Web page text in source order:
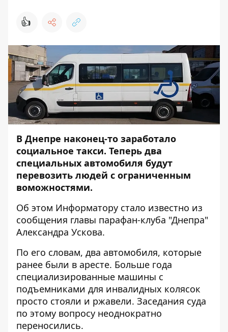
👍
В Днепре наконец-то заработало
социальное такси. Теперь два
специальных автомобиля будут
перевозить людей с ограниченным
воможностями.
Об этом Информатору стало известно из
сообщения главы парафан-клуба "Днепра"
Александра Ускова.
По его словам, два автомобиля, которые
ранее были в аресте. Больше года
специализированные машины с
подъемниками для инвалидных колясок
просто стояли и ржавели. Заседания суда
по этому вопросу неоднократно
переносились.